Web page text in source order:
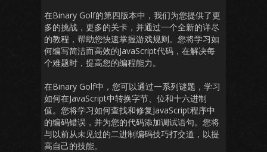
在Binary Golf的第四版本中，我们为您提供了更
多的挑战，更多的关卡，并通过一个全新的详尽
的教程，帮助您快速掌握游戏规则。您将学习如
何编写简洁而高效的JavaScript代码，在解决每
个难题时，提高您的编程能力。
在Binary Golf中，您可以通过一系列谜题，学习
如何在JavaScript中转换字节、位和十六进制
值。您将学习如何查找和修复JavaScript程序中
的编码错误，并为您的代码添加调试语句。您将
与以前从未见过的二进制编码技巧打交道，以提
高自己的技能。